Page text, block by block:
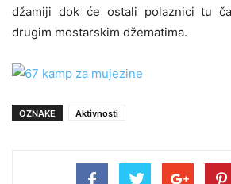
džamiji dok će ostali polaznici tu
drugim mostarskim džematima.
OZNAKE Aktivnosti